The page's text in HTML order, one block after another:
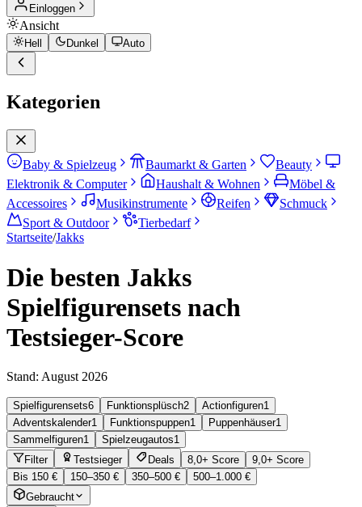
Einloggen
Ansicht
Hell Dunkel Auto
Kategorien
Baby & Spielzeug Baumarkt & Garten
Beauty
Elektronik & Computer
Haushalt & Wohnen
Möbel &
Accessoires
Musikinstrumente Reifen
Schmuck
Sport & Outdoor
Tierbedarf
Startseite/Jakks
Die besten Jakks
Spielfigurensets nach
Testsieger-Score
Stand: August 2026
Spielfigurensets6 Funktionsplüsch2 Actionfiguren1
Adventskalender1 Funktionspuppen1 Puppenhäuser1
Sammelfiguren1 Spielzeugautos1
Filter
Testsieger Deals 8,0+ Score
9,0+ Score
Bis 150 €
150–350 € 350–500 €
500–1.000 €
Gebraucht